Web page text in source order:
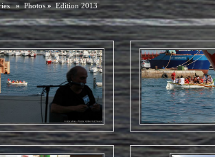
» Photos » Edition 2013